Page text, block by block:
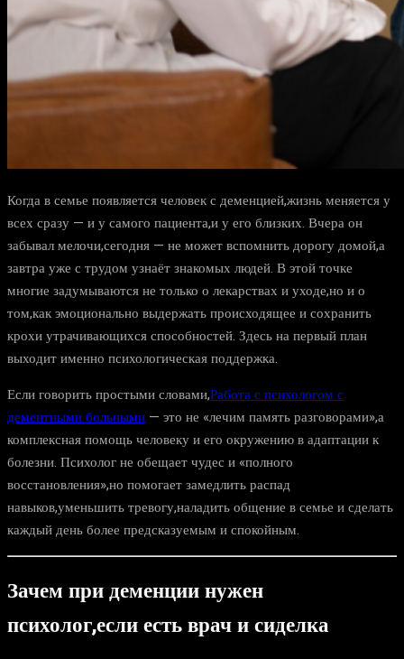
Когда в семье появляется человек с деменцией,жизнь меняется у
всех сразу — и у самого пациента,и у его близких. Вчера он
забывал мелочи,сегодня — не может вспомнить дорогу домой,а
завтра уже с трудом узнаёт знакомых людей. В этой точке
многие задумываются не только о лекарствах и уходе,но и о
том,как эмоционально выдержать происходящее и сохранить
крохи утрачивающихся способностей. Здесь на первый план
выходит именно психологическая поддержка.
Если говорить простыми словами,Работа с психологом с
дементными больными — это не «лечим память разговорами»,а
комплексная помощь человеку и его окружению в адаптации к
болезни. Психолог не обещает чудес и «полного
восстановления»,но помогает замедлить распад
навыков,уменьшить тревогу,наладить общение в семье и сделать
каждый день более предсказуемым и спокойным.
Зачем при деменции нужен
психолог,если есть врач и сиделка